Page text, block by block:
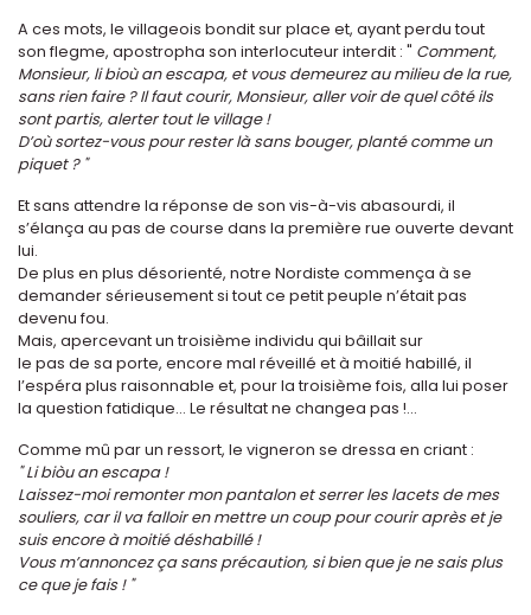
A ces mots, le villageois bondit sur place et, ayant perdu tout
son flegme, apostropha son interlocuteur interdit : " Comment,
Monsieur, li bioù an escapa, et vous demeurez au milieu de la rue,
sans rien faire ? Il faut courir, Monsieur, aller voir de quel côté ils
sont partis, alerter tout le village !
D’où sortez-vous pour rester là sans bouger, planté comme un
piquet ? "
Et sans attendre la réponse de son vis-à-vis abasourdi, il
s’élança au pas de course dans la première rue ouverte devant
lui.
De plus en plus désorienté, notre Nordiste commença à se
demander sérieusement si tout ce petit peuple n’était pas
devenu fou.
Mais, apercevant un troisième individu qui bâillait sur
le pas de sa porte, encore mal réveillé et à moitié habillé, il
l’espéra plus raisonnable et, pour la troisième fois, alla lui poser
la question fatidique... Le résultat ne changea pas !...
Comme mû par un ressort, le vigneron se dressa en criant :
" Li biòu an escapa !
Laissez-moi remonter mon pantalon et serrer les lacets de mes
souliers, car il va falloir en mettre un coup pour courir après et je
suis encore à moitié déshabillé !
Vous m’annoncez ça sans précaution, si bien que je ne sais plus
ce que je fais ! "